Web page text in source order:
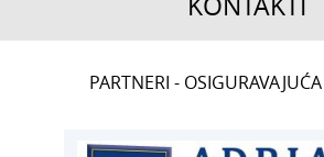
PARTNERI -